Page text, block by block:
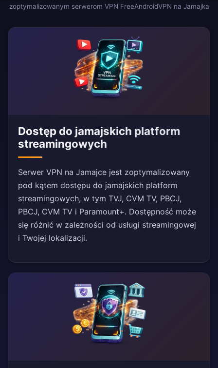
zoptymalizowanym serwerom VPN FreeAndroidVPN na Jamajka
Dostęp do jamajskich platform
streamingowych
Serwer VPN na Jamajce jest zoptymalizowany
pod kątem dostępu do jamajskich platform
streamingowych, w tym TVJ, CVM TV, PBCJ,
PBCJ, CVM TV i Paramount+. Dostępność może
się różnić w zależności od usługi streamingowej
i Twojej lokalizacji.